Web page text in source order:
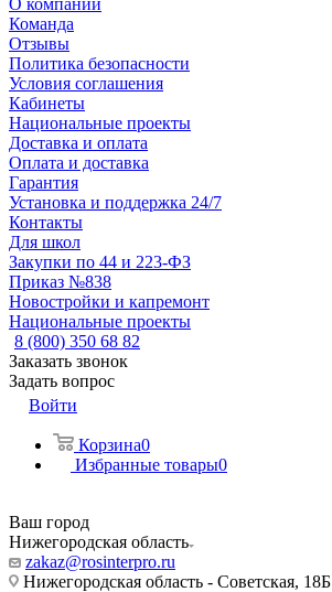
О компании
Команда
Отзывы
Политика безопасности
Условия соглашения
Кабинеты
Национальные проекты
Доставка и оплата
Оплата и доставка
Гарантия
Установка и поддержка 24/7
Контакты
Для школ
Закупки по 44 и 223-ФЗ
Приказ №838
Новостройки и капремонт
Национальные проекты
8 (800) 350 68 82
Заказать звонок
Задать вопрос
Войти
Корзина0
Избранные товары0
Ваш город
Нижегородская область
zakaz@rosinterpro.ru
Нижегородская область - Советская, 18Б